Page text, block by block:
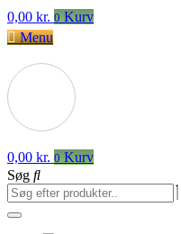
0,00 kr. 0 Kurv
Menu
0,00 kr. 0 Kurv
Søg